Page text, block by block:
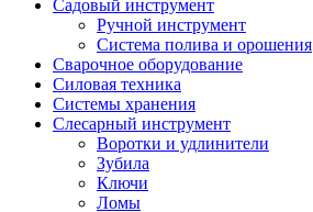
Садовый инструмент
Ручной инструмент
Система полива и орошения
Сварочное оборудование
Силовая техника
Системы хранения
Слесарный инструмент
Воротки и удлинители
Зубила
Ключи
Ломы